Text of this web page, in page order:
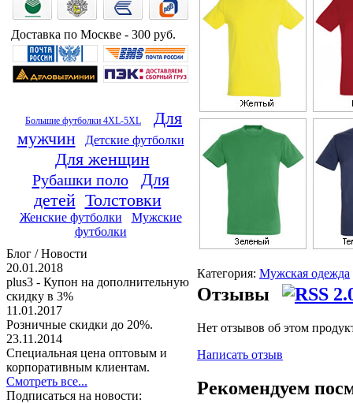
Доставка по Москве - 300 руб.
Большие футболки 4XL-5XL
Для
мужчин
Детские футболки
Для женщин
Рубашки поло
Для
детей Толстовки
Женские футболки
Мужские
футболки
Блог / Новости
20.01.2018
plus3 - Купон на дополнительную
скидку в 3%
11.01.2017
Розничные скидки до 20%.
23.11.2014
Специальная цена оптовым и
корпоративным клиентам.
Смотреть все...
Подписаться на новости:
Категория: Мужская одежда
Отзывы
Нет отзывов об этом
Написать отзыв
Рекомендуем